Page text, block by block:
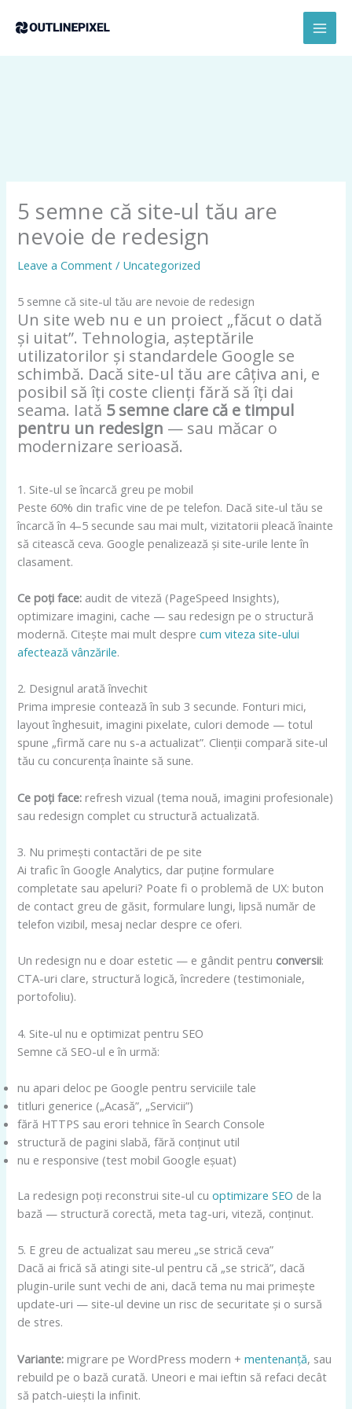
5 semne că site-ul tău are
nevoie de redesign
Leave a Comment / Uncategorized
5 semne că site-ul tău are nevoie de redesign
Un site web nu e un proiect „făcut o dată
și uitat”. Tehnologia, așteptările
utilizatorilor și standardele Google se
schimbă. Dacă site-ul tău are câțiva ani, e
posibil să îți coste clienți fără să îți dai
seama. Iată 5 semne clare că e timpul
pentru un redesign — sau măcar o
modernizare serioasă.
1. Site-ul se încarcă greu pe mobil
Peste 60% din trafic vine de pe telefon. Dacă site-ul tău se
încarcă în 4–5 secunde sau mai mult, vizitatorii pleacă înainte
să citească ceva. Google penalizează și site-urile lente în
clasament.
Ce poți face: audit de viteză (PageSpeed Insights),
optimizare imagini, cache — sau redesign pe o structură
modernă. Citește mai mult desprecum viteza site-ului
afectează vânzările.
2. Designul arată învechit
Prima impresie contează în sub 3 secunde. Fonturi mici,
layout înghesuit, imagini pixelate, culori demode — totul
spune „firmă care nu s-a actualizat”. Clienții compară site-ul
tău cu concurența înainte să sune.
Ce poți face: refresh vizual (tema nouă, imagini profesionale)
sau redesign complet cu structură actualizată.
3. Nu primești contactări de pe site
Ai trafic în Google Analytics, dar puține formulare
completate sau apeluri? Poate fi o problemă de UX: buton
de contact greu de găsit, formulare lungi, lipsă număr de
telefon vizibil, mesaj neclar despre ce oferi.
Un redesign nu e doar estetic — e gândit pentru conversii:
CTA-uri clare, structură logică, încredere (testimoniale,
portofoliu).
4. Site-ul nu e optimizat pentru SEO
Semne că SEO-ul e în urmă:
nu apari deloc pe Google pentru serviciile tale
titluri generice („Acasă”, „Servicii”)
fără HTTPS sau erori tehnice în Search Console
structură de pagini slabă, fără conținut util
nu e responsive (test mobil Google eșuat)
La redesign poți reconstrui site-ul cuoptimizare SEO de la
bază — structură corectă, meta tag-uri, viteză, conținut.
5. E greu de actualizat sau mereu „se strică ceva”
Dacă ai frică să atingi site-ul pentru că „se strică”, dacă
plugin-urile sunt vechi de ani, dacă tema nu mai primește
update-uri — site-ul devine un risc de securitate și o sursă
de stres.
Variante: migrare pe WordPress modern +mentenanță, sau
rebuild pe o bază curată. Uneori e mai ieftin să refaci decât
să patch-uiești la infinit.